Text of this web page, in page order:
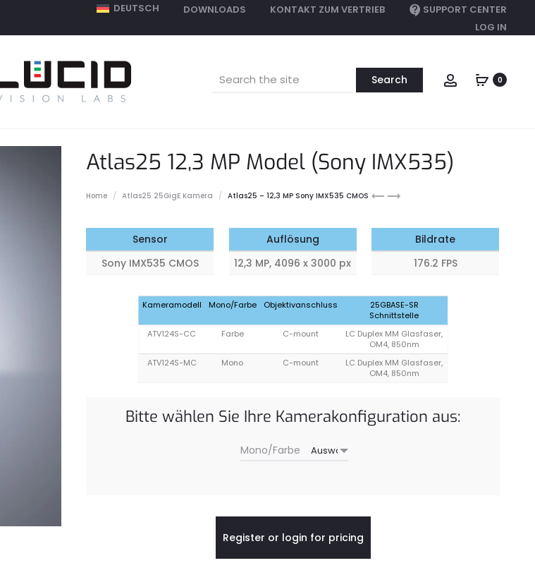
DEUTSCH DOWNLOADS KONTAKT ZUM VERTRIEB
SUPPORT CENTER
LOG IN
Search
Account0
Atlas25 12,3 MP Model (Sony IMX535)
Home Atlas25 25GigE Kamera Atlas25 – 12,3 MP Sony IMX535 CMOS
Atlas25
Sensor
Sony IMX535 CMOS
Auflösung
12,3 MP, 4096 x 3000 px
Bildrate
176.2 FPS
Kameramodell Mono/Farbe Objektivanschluss
25GBASE-SR
Schnittstelle
ATV124S-CC
Farbe C-mount
LC Duplex MM Glasfaser,
OM4, 850nm
ATV124S-MC
Mono C-mount
LC Duplex MM Glasfaser,
OM4, 850nm
Bitte wählen Sie Ihre Kamerakonfiguration aus:
Mono/Farbe
Register or login for pricing